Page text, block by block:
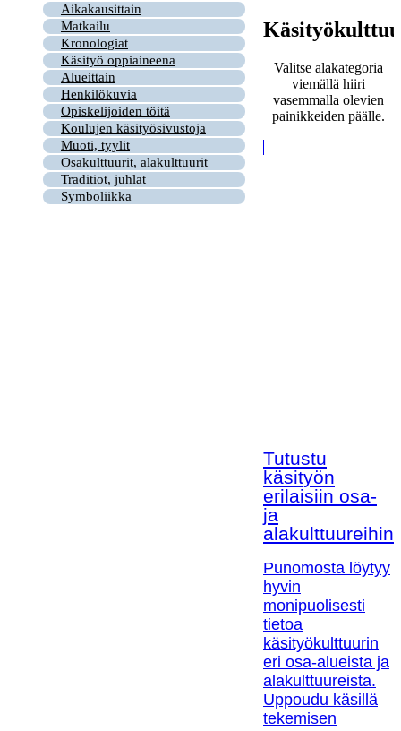
Aikakausittain
Matkailu
Kronologiat
Käsityö oppiaineena
Alueittain
Henkilökuvia
Opiskelijoiden töitä
Koulujen käsityösivustoja
Muoti, tyylit
Osakulttuurit, alakulttuurit
Traditiot, juhlat
Symboliikka
Valitse alakategoria
viemällä hiiri
vasemmalla olevien
painikkeiden päälle.
Tutustu
käsityön
erilaisiin osa-
ja
alakulttuureihin!
Punomosta löytyy
hyvin
monipuolisesti
tietoa
käsityökulttuurin
eri osa-alueista ja
alakulttuureista.
Uppoudu käsillä
tekemisen